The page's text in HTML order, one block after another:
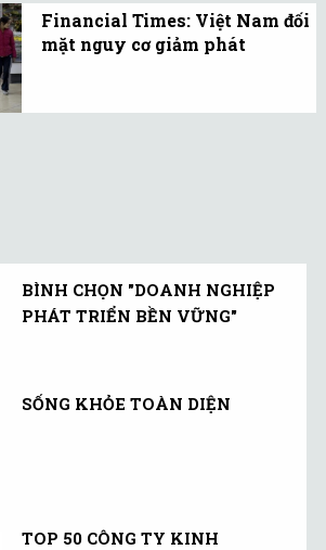
tục là “phổ biến”, nhiều
DN mất hơn 10% doanh
Financial Times: Việt Nam đối
mặt nguy cơ giảm phát
BÌNH CHỌN "DOANH NGHIỆP
PHÁT TRIỂN BỀN VỮNG"
SỐNG KHỎE TOÀN DIỆN
TOP 50 CÔNG TY KINH